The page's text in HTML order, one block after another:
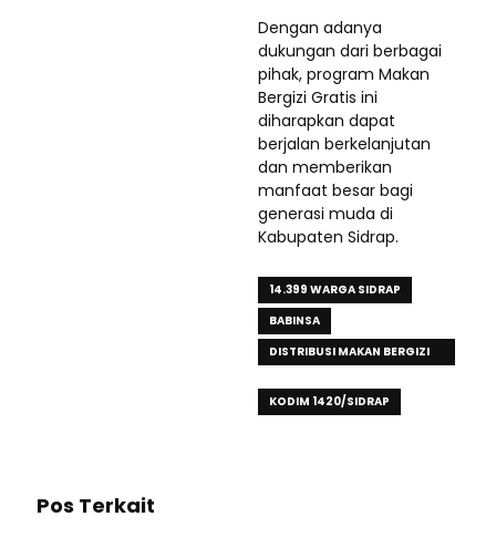
Dengan adanya
dukungan dari berbagai
pihak, program Makan
Bergizi Gratis ini
diharapkan dapat
berjalan berkelanjutan
dan memberikan
manfaat besar bagi
generasi muda di
Kabupaten Sidrap.
14.399 WARGA SIDRAP
BABINSA
DISTRIBUSI MAKAN BERGIZI
KODIM 1420/SIDRAP
Pos Terkait